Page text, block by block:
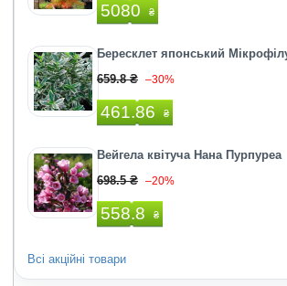
5080 ₴
Бересклет японський
659.8 ₴ –30%
461.86 ₴
Вейгела квітуча Нана Пурпуреа
698.5 ₴ –20%
558.8 ₴
Всі акційні товари